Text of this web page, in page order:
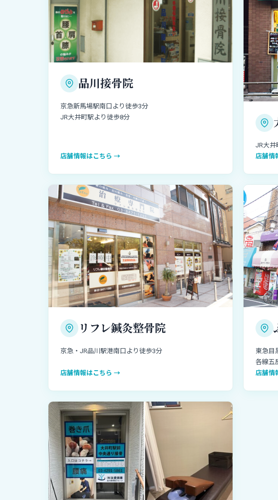
品川接骨院
京急新馬場駅南口より徒歩3分
JR大井町駅より徒歩8分
店舗情報はこちら →
JR大井
店舗情
リフレ鍼灸整骨院
京急・JR品川駅港南口より徒歩3分
店舗情報はこちら →
東急目
各線五
店舗情